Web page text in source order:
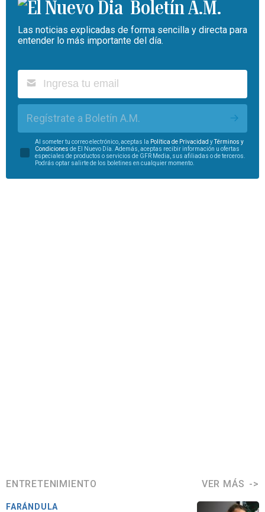
Boletín A.M.
Las noticias explicadas de forma sencilla y directa para
entender lo más importante del día.
Regístrate a Boletín A.M.
Al someter tu correo electrónico, aceptas la Política de Privacidad yTérminos y
Condiciones de El Nuevo Día. Además, aceptas recibir información u ofertas
especiales de productos o servicios de GFR Media, sus afiliadas o de terceros.
Podrás optar salirte de los boletines en cualquier momento.
ENTRETENIMIENTO VER MÁS
FARÁNDULA